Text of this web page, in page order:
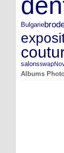
Bulgarie
salonsswap
Albums